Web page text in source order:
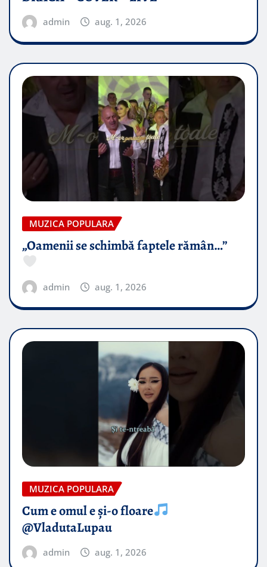
admin aug. 1, 2026
MUZICA POPULARA
„Oamenii se schimbă faptele rămân…”
admin aug. 1, 2026
MUZICA POPULARA
Cum e omul e și-o floare
@VladutaLupau
admin aug. 1, 2026